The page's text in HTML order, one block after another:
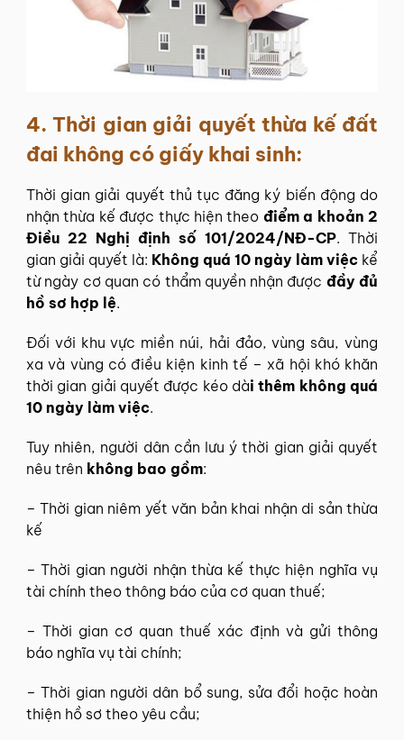
4.Thời gian giải quyết thừa kế đất
đai không có giấy khai sinh:
Thời gian giải quyết thủ tục đăng ký biến động do
nhận thừa kế được thực hiện theo điểm a khoản 2
Điều 22 Nghị định số 101/2024/NĐ-CP. Thời
gian giải quyết là: Không quá 10 ngày làm việc kể
từ ngày cơ quan có thẩm quyền nhận được đầy đủ
hồ sơ hợp lệ.
Đối với khu vực miền núi, hải đảo, vùng sâu, vùng
xa và vùng có điều kiện kinh tế – xã hội khó khăn
thời gian giải quyết được kéo dài thêm không quá
10 ngày làm việc.
Tuy nhiên, người dân cần lưu ý thời gian giải quyết
nêu trên không bao gồm:
– Thời gian niêm yết văn bản khai nhận di sản thừa
kế
– Thời gian người nhận thừa kế thực hiện nghĩa vụ
tài chính theo thông báo của cơ quan thuế;
– Thời gian cơ quan thuế xác định và gửi thông
báo nghĩa vụ tài chính;
– Thời gian người dân bổ sung, sửa đổi hoặc hoàn
thiện hồ sơ theo yêu cầu;